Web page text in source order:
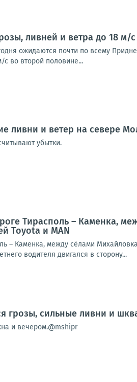
ливней и ветра до 18 м/с
ожидаются почти по всему
во второй половине...
ливни и ветер на севере
убытки.
Тирасполь – Каменка,
Toyota и MAN
– Каменка, между сёлами
водителя двигался в сторону...
грозы, сильные ливни и
и вечером.@mshipr